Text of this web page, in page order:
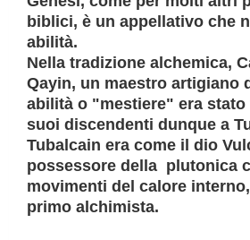
biblici, è un appellativo che
abilità.
Nella tradizione alchemica,
Qayin, un maestro artigiano
abilità o "mestiere" era stato
suoi discendenti dunque a
Tubalcain era come il dio
possessore della plutonica
movimenti del calore
primo alchimista.